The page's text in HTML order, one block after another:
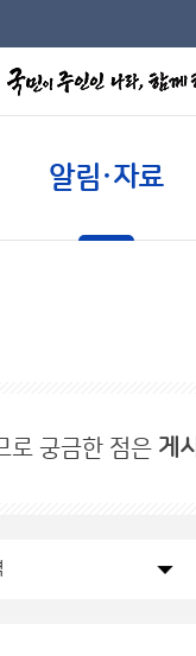
알림·자료
로 궁금한 점은 게